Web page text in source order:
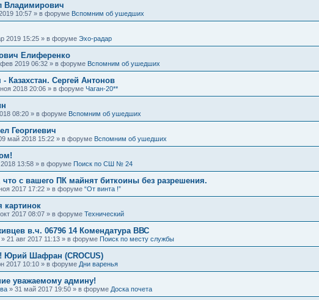
Владимирович
10:57 » в форуме Вспомним об ушедших
2019 15:25 » в форуме Эхо-радар
Елиференко
2019 06:32 » в форуме Вспомним об ушедших
- Казахстан. Сергей Антонов
2018 20:06 » в форуме Чаган-20**
08:20 » в форуме Вспомним об ушедших
Георгиевич
май 2018 15:22 » в форуме Вспомним об ушедших
13:58 » в форуме Поиск по СШ № 24
что с вашего ПК майнят биткоины без разрешения.
2017 17:22 » в форуме “От винта !”
картинок
2017 08:07 » в форуме Технический
в.ч. 06796 14 Комендатура ВВС
» 21 авг 2017 11:13 » в форуме Поиск по месту службы
Шафран (CROCUS)
2017 10:10 » в форуме Дни варенья
уважаемому админу!
» 31 май 2017 19:50 » в форуме Доска почета